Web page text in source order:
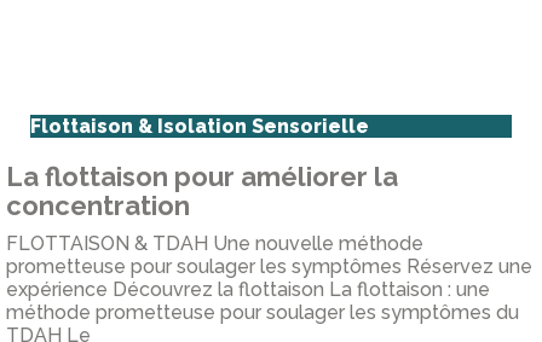
Flottaison & Isolation Sensorielle
La flottaison pour améliorer la
concentration
FLOTTAISON & TDAH Une nouvelle méthode
prometteuse pour soulager les symptômes Réservez une
expérience Découvrez la flottaison La flottaison : une
méthode prometteuse pour soulager les symptômes du
TDAH Le